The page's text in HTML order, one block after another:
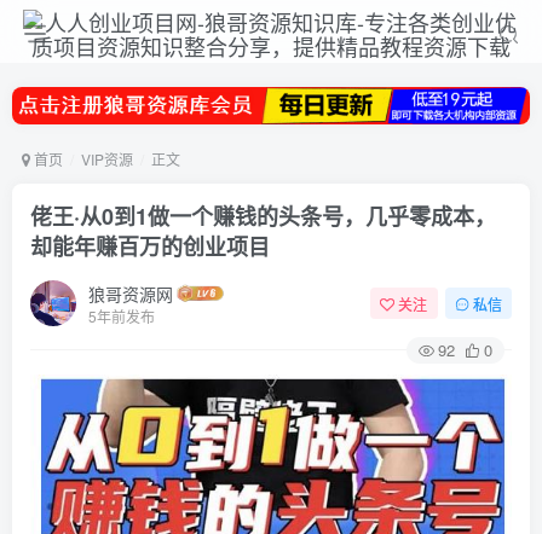
首页 VIP资源 正文
佬王·从0到1做一个赚钱的头条号，几乎零成本，
却能年赚百万的创业项目
狼哥资源网
5年前发布
关注 私信
92 0